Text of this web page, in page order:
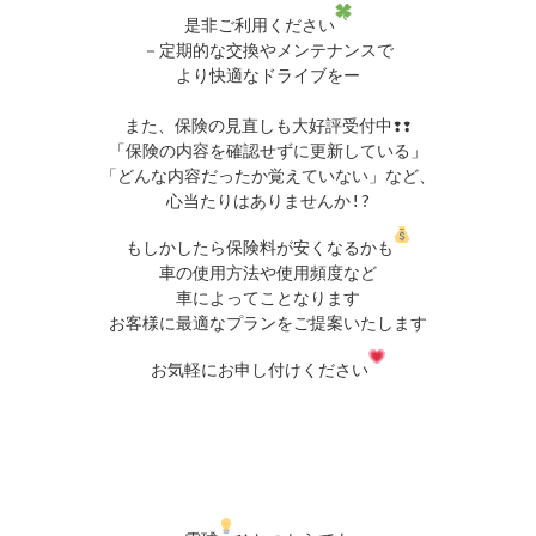
是非ご利用ください
－定期的な交換やメンテナンスで
より快適なドライブをー
また、保険の見直しも大好評受付中❢❢
「保険の内容を確認せずに更新している」
「どんな内容だったか覚えていない」など、
心当たりはありませんか!?
もしかしたら保険料が安くなるかも
車の使用方法や使用頻度など
車によってことなります
お客様に最適なプランをご提案いたします
お気軽にお申し付けください